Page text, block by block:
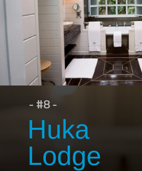
- #8 -
Huka
Lodge